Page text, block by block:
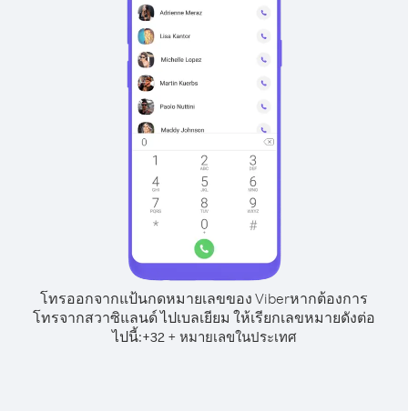
โทรออกจากแป้นกดหมายเลขของ Viberหากต้องการ
โทรจากสวาซิแลนด์ ไปเบลเยียม ให้เรียกเลขหมายดังต่อ
ไปนี้:+32+ หมายเลขในประเทศ